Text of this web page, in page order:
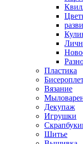
Пластика
Вязание
Декупаж
Игрушки
Шитье